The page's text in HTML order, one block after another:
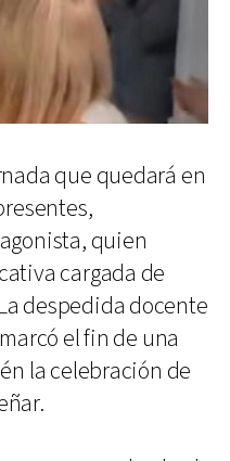
que quedará en
quien
cargada de
despedida docente
el fin de una
la celebración de